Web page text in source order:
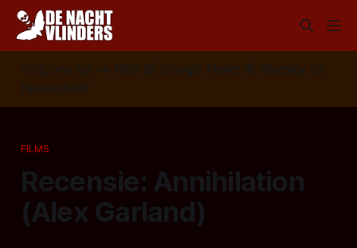
Volg ons op: 📣 RSS 📰 Google News 🦋 Bluesky
✉️
Nieuwsbrief
FILMS
Recensie: Annihilation
(Alex Garland)